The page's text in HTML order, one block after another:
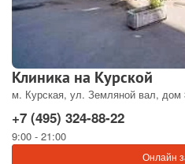
Клиника на Курской
м. Курская, ул. Земляной вал, дом
+7 (495) 324-88-22
9:00 - 21:00
Онлайн